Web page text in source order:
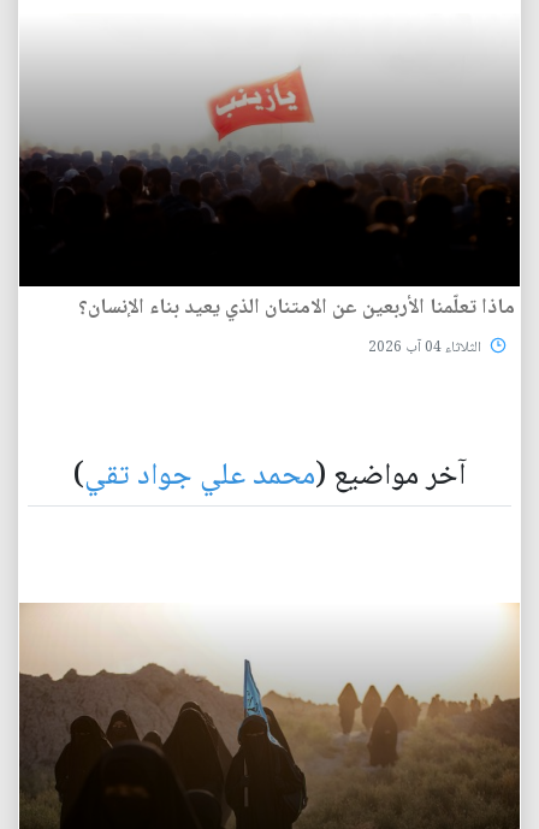
ماذا تعلّمنا الأربعين عن الامتنان الذي يعيد بناء الإنسان؟
الثلاثاء 04 آب 2026
آخر مواضيع (محمد علي جواد تقي)